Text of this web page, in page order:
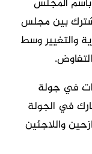
المجلس
بين مجلس
والتغيير وسط
في جولة
كما يشارك في الجولة
واللاجئين